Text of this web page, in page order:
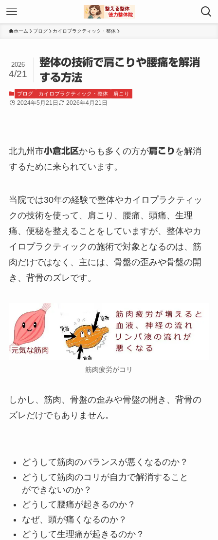
ホーム ブログ カイロプラクティック・整体
整体の技術で肩こりや腰痛を解消
する方法
2026
4/21
ブログ カイロプラクティック・整体 肩こり
2024年5月21日 2026年4月21日
北九州市小倉北区からも多くの方が肩こり を解消
するために来られています。
当院では30年の経験で整体やカイロプラクティッ
クの技術を使って、肩こり、腰痛、頭痛、生理
痛、便秘を整えることをしていますが、整体やカ
イロプラクティックの施術で対象となるのは、筋
肉だけではなく、主には、骨盤の歪みや骨盤の開
き、背骨のズレです。
筋肉疲労がコリ
しかし、筋肉、骨盤の歪みや骨盤の開き、背骨の
ズレだけでもありません。
どうして筋肉のバランスが悪くなるのか？
どうして筋肉のコリが自力で解消すること
ができないのか？
どうして腰痛が起きるのか？
なぜ、頭が痛くなるのか？
どうして生理痛が起きるのか？